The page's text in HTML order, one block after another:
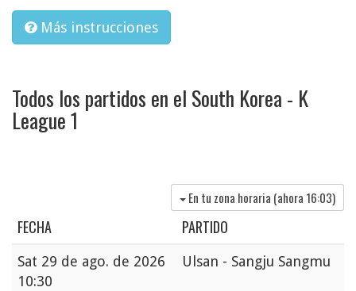
Más instrucciones
Todos los partidos en el South Korea - K
League 1
En tu zona horaria (ahora 16:03)
FECHA PARTIDO
Sat 29 de ago. de 2026
10:30
Ulsan - Sangju Sangmu